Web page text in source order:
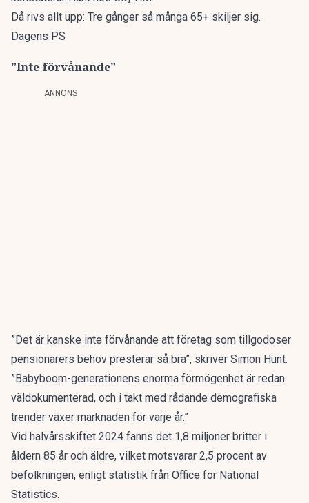
Då rivs allt upp: Tre gånger så många 65+ skiljer sig.
Dagens PS
”Inte förvånande”
ANNONS
”Det är kanske inte förvånande att företag som tillgodoser
pensionärers behov presterar så bra”, skriver Simon Hunt.
”Babyboom-generationens enorma förmögenhet är redan
väldokumenterad, och i takt med rådande demografiska
trender växer marknaden för varje år.”
Vid halvårsskiftet 2024 fanns det 1,8 miljoner britter i
åldern 85 år och äldre, vilket motsvarar 2,5 procent av
befolkningen, enligt statistik från Office for National
Statistics.